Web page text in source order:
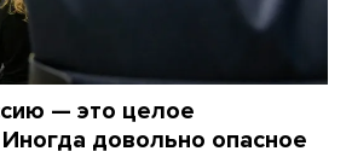
— это целое
довольно опасное